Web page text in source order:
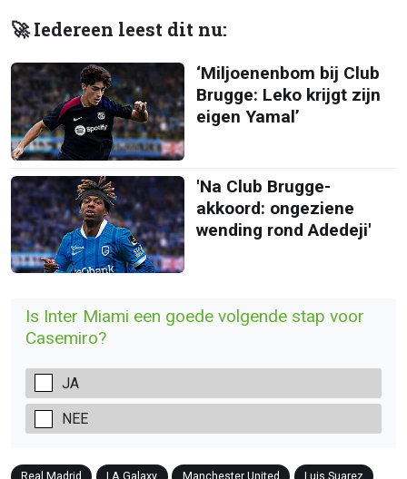
🚀 Iedereen leest dit nu:
‘Miljoenenbom bij Club
Brugge: Leko krijgt zijn
eigen Yamal’
'Na Club Brugge-
akkoord: ongeziene
wending rond Adedeji'
Is Inter Miami een goede volgende stap voor
Casemiro?
JA
NEE
Real Madrid LA Galaxy Manchester United Luis Suarez